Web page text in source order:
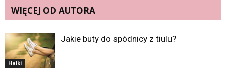
WIĘCEJ OD AUTORA
Halki
Jakie buty do spódnicy z tiulu?